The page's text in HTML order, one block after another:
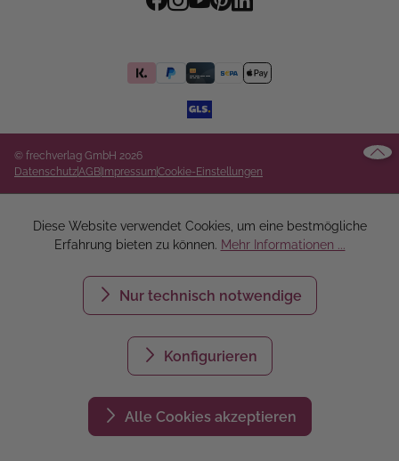
© frechverlag GmbH 2026
DatenschutzAGBImpressumCookie-Einstellungen
Diese Website verwendet Cookies, um eine bestmögliche
Erfahrung bieten zu können. Mehr Informationen ...
Nur technisch notwendige
Konfigurieren
Alle Cookies akzeptieren